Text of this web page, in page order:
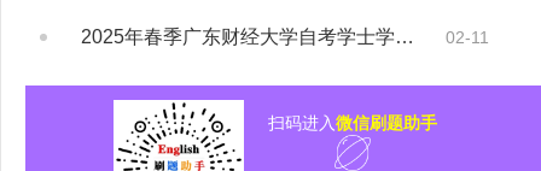
2025年春季广东财经大学自考学士学位证书... 02-11
扫码进入微信刷题助手